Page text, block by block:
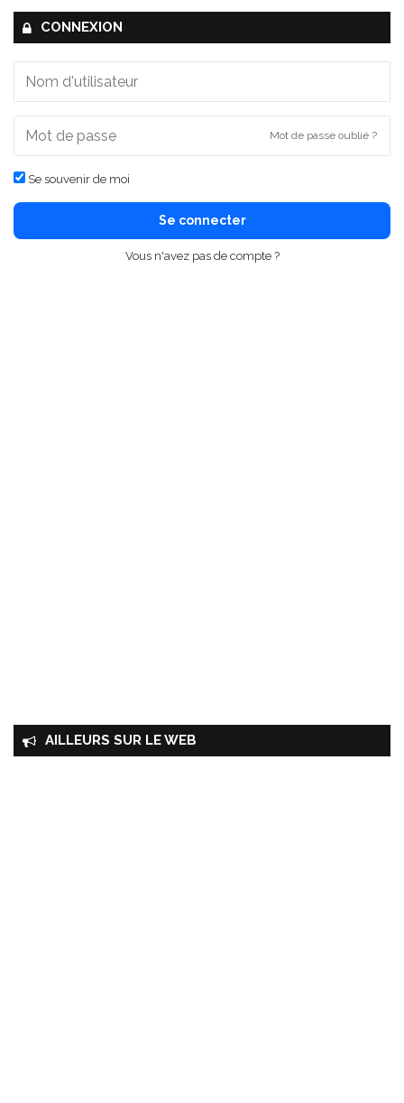
CONNEXION
Mot de passe oublié ?
Se souvenir de moi
Se connecter
Vous n'avez pas de compte ?
AILLEURS SUR LE WEB